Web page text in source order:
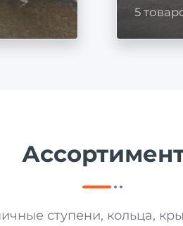
5
ступени, кольца,